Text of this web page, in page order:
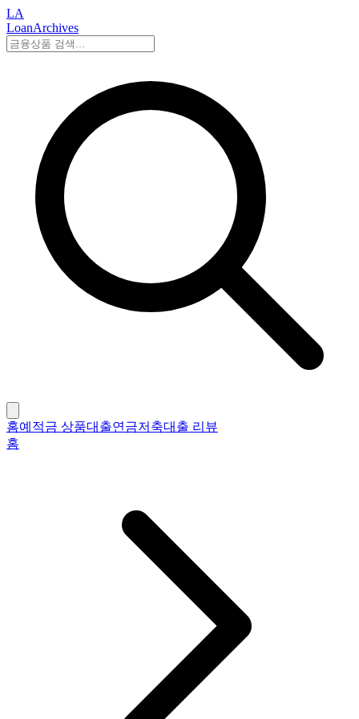
LA
LoanArchives
홈예적금 상품대출연금저축대출 리뷰
홈